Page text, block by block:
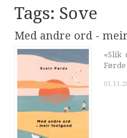
Tags: Sove
Med andre ord -
«Slik
Førde